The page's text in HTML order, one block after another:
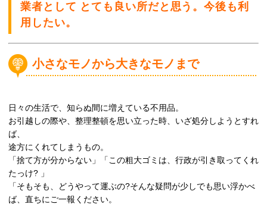
業者として とても良い所だと思う。今後も利
用したい。
小さなモノから大きなモノまで
日々の生活で、知らぬ間に増えている不用品。
お引越しの際や、整理整頓を思い立った時、いざ処分しようとすれ
ば、
途方にくれてしまうもの。
「捨て方が分からない」「この粗大ゴミは、行政が引き取ってくれ
たっけ? 」
「そもそも、どうやって運ぶの?そんな疑問が少しでも思い浮かべ
ば、直ちにご一報ください。